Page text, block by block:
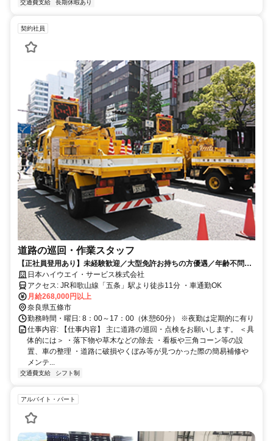
交通費支給
長期休暇あり
契約社員
道路の巡回・作業スタッフ
【正社員登用あり】未経験歓迎／大型免許お持ちの方優遇／年齢不問／
20代～60代まで幅広い年代の方活躍中
日本ハイウエイ・サービス株式会社
アクセス: JR和歌山線「五条」駅より徒歩11分 ・車通勤OK
月給268,000円以上
奈良県五條市
勤務時間・曜日: 8：00～17：00（休憩60分） ※夜勤は定期的に有り
仕事内容: 【仕事内容】 主に道路の巡回・点検をお願いします。 ＜具
体的には＞ ・落下物や草木などの除去 ・看板や三角コーン等の設
置、車の整理 ・道路に破損やくぼみ等が見つかった際の簡易補修や
メンテ...
交通費支給 シフト制
アルバイト・パート